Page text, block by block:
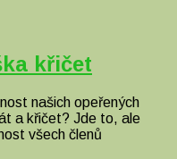
křičet
našich opeřených
a křičet? Jde to, ale
všech členů